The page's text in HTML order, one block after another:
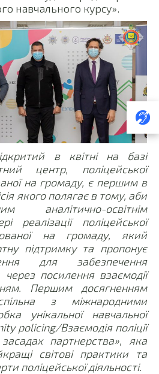
навчального курсу».
в квітні на базі
центр, поліцейської
на громаду, є першим в
якого полягає в тому, аби
аналітично-освітнім
реалізації поліцейської
на громаду, який
підтримку та пропонує
для забезпечення
через посилення взаємодії
Першим досягненням
з міжнародними
унікальної навчальної
policing/Взаємодія поліції
партнерства», яка
світові практики та
поліцейської діяльності.